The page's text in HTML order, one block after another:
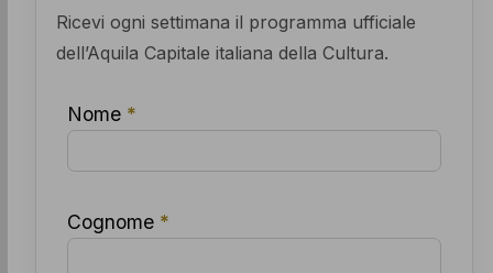
Ricevi ogni settimana il programma ufficiale
dell’Aquila Capitale italiana della Cultura.
Nome *
Cognome *